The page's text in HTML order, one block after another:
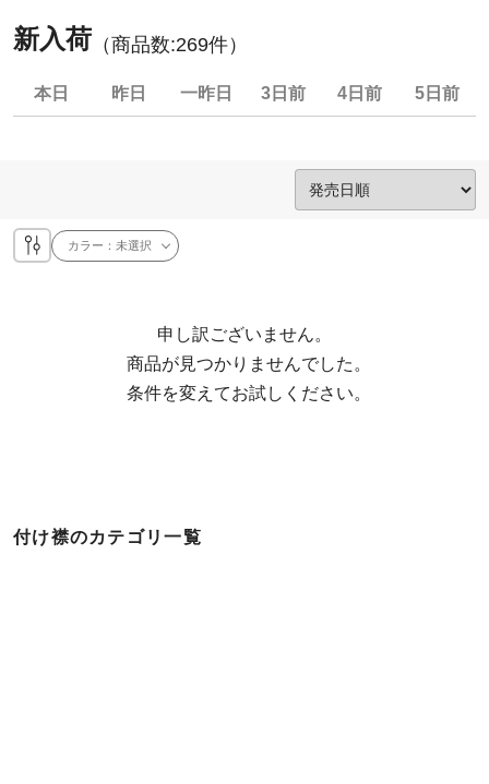
新入荷 （商品数:269件）
本日 昨日 一昨日 3日前 4日前 5日前
カラー：未選択
申し訳ございません。
  条件を変えてお試しください。
付け襟のカテゴリ一覧